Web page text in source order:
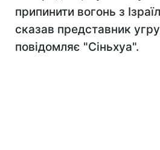
припинити вогонь з
сказав представник
повідомляє "Сіньхуа".